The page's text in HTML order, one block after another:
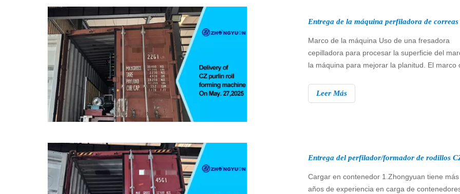
Marco de la máquina Uso de una fresadora
cepilladora para procesar la superficie del
la máquina para mejorar la planitud. El marco
se pueda instalar en el mismo nivel. Es
extremadamente importante para los productos
Leer Más
Cargar en contenedor 1.Zhongyuan tiene
años de experiencia en carga de